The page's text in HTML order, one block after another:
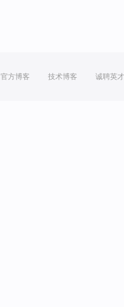
官方博客 技术博客 诚聘英才